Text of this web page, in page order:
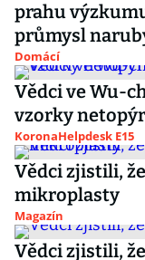
prahu
průmysl
Domácí
Vědci ve Wu-
vzorky
KoronaHelpdesk E15
Vědci zjistili,
mikroplasty
Magazín
Vědci zjistili,